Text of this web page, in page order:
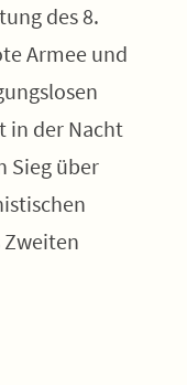
des 8.
Armee und
in der Nacht
Sieg über
Zweiten